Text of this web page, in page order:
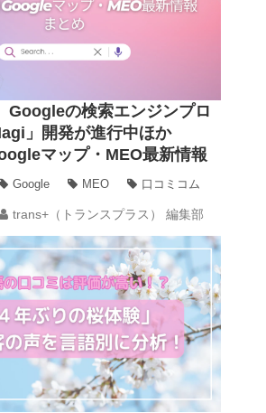
Googleの検索エンジンプロ
」開発が進行中ほか
マップ・MEO最新情報
Google MEO 口コミコム
trans+（トランスプラス） 編集部